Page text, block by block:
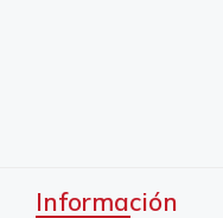
Información